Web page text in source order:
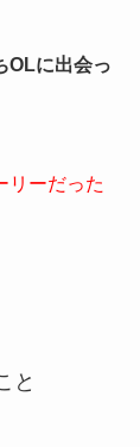
OLに出会っ
リーだった
と